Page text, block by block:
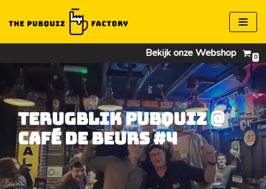
naar
de
Bekijk onze Webshop 0
Terugblik Pubquiz @
Café De Beurs #4